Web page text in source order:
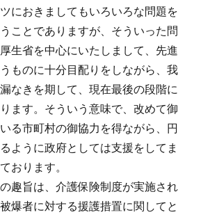
におきましてもいろいろな問題を
ことでありますが、そういった問
生省を中心にいたしまして、先進
ものに十分目配りをしながら、我
なきを期して、現在最後の段階に
ます。そういう意味で、改めて御
る市町村の御協力を得ながら、円
ように政府としては支援をしてま
おります。
趣旨は、介護保険制度が実施され
爆者に対する援護措置に関してと